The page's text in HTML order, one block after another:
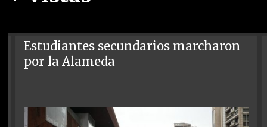
Estudiantes secundarios marcharon
por la Alameda